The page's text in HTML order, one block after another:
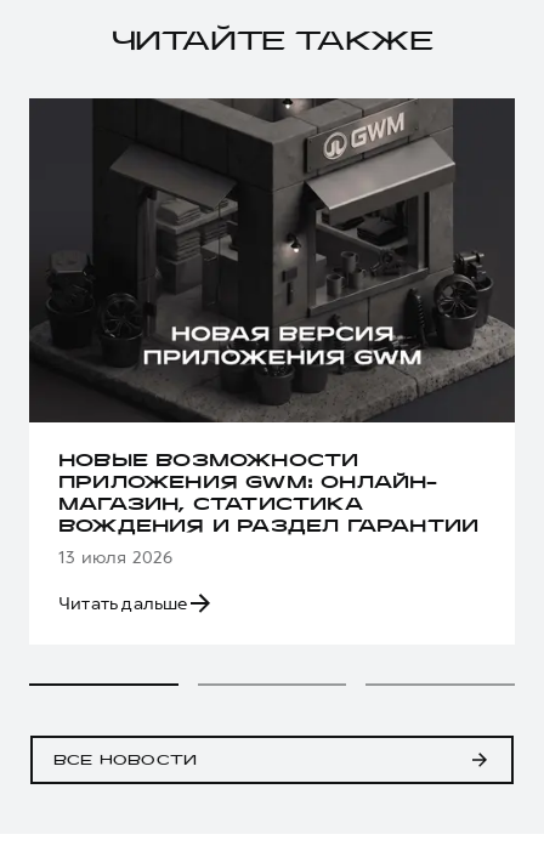
ЧИТАЙТЕ ТАКЖЕ
НОВЫЕ ВОЗМОЖНОСТИ
ПРИЛОЖЕНИЯ GWM: ОНЛАЙН-
МАГАЗИН, СТАТИСТИКА
ВОЖДЕНИЯ И РАЗДЕЛ ГАРАНТИИ
13 июля 2026
Читать дальше
ВСЕ НОВОСТИ